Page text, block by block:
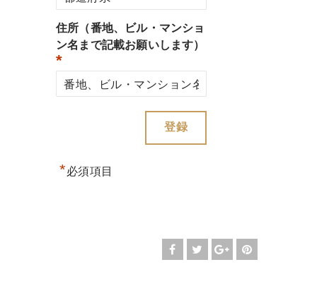
住所（番地、ビル・マンショ
ン名まで記載お願いします）
*
*必須項目